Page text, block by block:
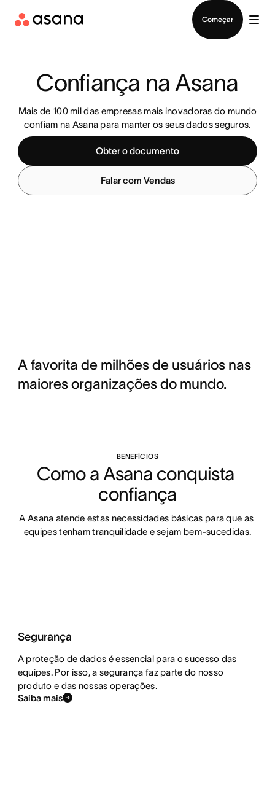
Começar
Confiança na Asana
Mais de 100 mil das empresas mais inovadoras do mundo
confiam na Asana para manter os seus dados seguros.
Obter o documento
Falar com Vendas
A favorita de milhões de usuários nas
maiores organizações do mundo.
BENEFÍCIOS
Como a Asana conquista
confiança
A Asana atende estas necessidades básicas para que as
equipes tenham tranquilidade e sejam bem-sucedidas.
Segurança
A proteção de dados é essencial para o sucesso das
equipes. Por isso, a segurança faz parte do nosso
produto e das nossas operações.
Saiba mais